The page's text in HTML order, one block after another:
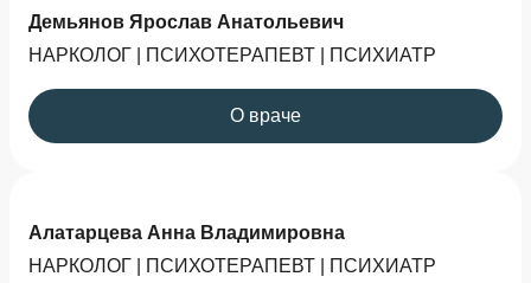
Демьянов Ярослав Анатольевич
НАРКОЛОГ | ПСИХОТЕРАПЕВТ | ПСИХИАТР
О враче
Алатарцева Анна Владимировна
НАРКОЛОГ | ПСИХОТЕРАПЕВТ | ПСИХИАТР